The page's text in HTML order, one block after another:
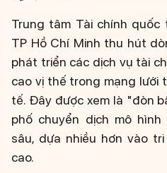
Trung tâm Tài chính
TP Hồ Chí Minh thu hút
phát triển các dịch vụ tài
cao vị thế trong mạng lưới
tế. Đây được xem là "đòn
phố chuyển dịch mô
sâu, dựa nhiều hơn vào
cao.